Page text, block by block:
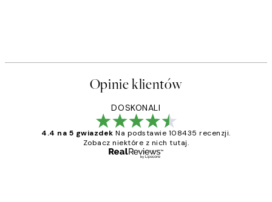
Opinie klientów
DOSKONALI
4.4 na 5 gwiazdek Na podstawie 108435 recenzji.
Zobacz niektóre z nich tutaj.